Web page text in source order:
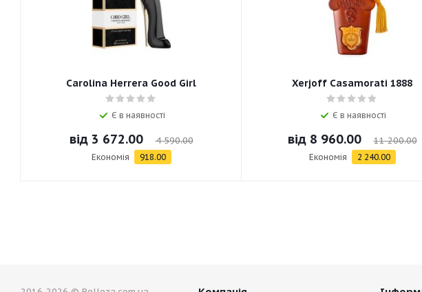
Carolina Herrera Good Girl
Є в наявності
від 3 672.00 4 590.00
Економія 918.00
Xerjoff Casamorati 1888
Є в наявності
від 8 960.00 11 200.00
Економія 2 240.00